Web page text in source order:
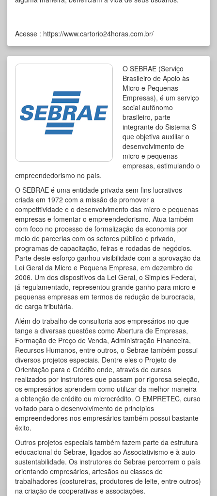
Acesse : https://www.cartorio24horas.com.br/
O SEBRAE (Serviço
Brasileiro de Apoio às
Micro e Pequenas
Empresas), é um serviço
social autônomo
brasileiro, parte
integrante do Sistema S
que objetiva auxiliar o
desenvolvimento de
micro e pequenas
empresas, estimulando o
empreendedorismo no país.
O SEBRAE é uma entidade privada sem fins lucrativos
criada em 1972 com a missão de promover a
competitividade e o desenvolvimento das micro e pequenas
empresas e fomentar o empreendedorismo. Atua também
com foco no processo de formalização da economia por
meio de parcerias com os setores público e privado,
programas de capacitação, feiras e rodadas de negócios.
Parte deste esforço ganhou visibilidade com a aprovação da
Lei Geral da Micro e Pequena Empresa, em dezembro de
2006. Um dos dispositivos da Lei Geral, o Simples Federal,
já regulamentado, representou grande ganho para micro e
pequenas empresas em termos de redução de burocracia,
de carga tributária.
Além do trabalho de consultoria aos empresários no que
tange a diversas questões como Abertura de Empresas,
Formação de Preço de Venda, Administração Financeira,
Recursos Humanos, entre outros, o Sebrae também possui
diversos projetos especiais. Dentre eles o Projeto de
Orientação para o Crédito onde, através de cursos
realizados por instrutores que passam por rigorosa seleção,
os empresários aprendem como utilizar da melhor maneira
a obtenção de crédito ou microcrédito. O EMPRETEC, curso
voltado para o desenvolvimento de princípios
empreendedores nos empresários também possui bastante
êxito.
Outros projetos especiais também fazem parte da estrutura
educacional do Sebrae, ligados ao Associativismo e à auto-
sustentabilidade. Os instrutores do Sebrae percorrem o país
orientando empresários, artesãos ou classes de
trabalhadores (costureiras, produtores de leite, entre outros)
na criação de cooperativas e associações.